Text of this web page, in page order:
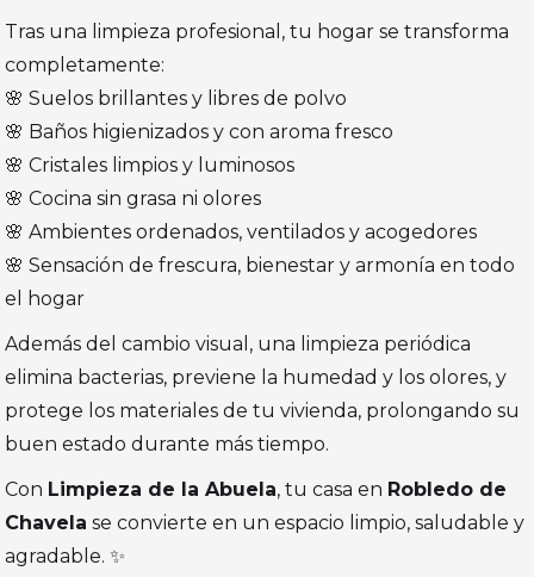
Tras una limpieza profesional, tu hogar se transforma
completamente:
🌸 Suelos brillantes y libres de polvo
🌸 Baños higienizados y con aroma fresco
🌸 Cristales limpios y luminosos
🌸 Cocina sin grasa ni olores
🌸 Ambientes ordenados, ventilados y acogedores
🌸 Sensación de frescura, bienestar y armonía en todo
el hogar
Además del cambio visual, una limpieza periódica
elimina bacterias, previene la humedad y los olores, y
protege los materiales de tu vivienda, prolongando su
buen estado durante más tiempo.
Con Limpieza de la Abuela, tu casa en Robledo de
Chavela se convierte en un espacio limpio, saludable y
agradable. ✨